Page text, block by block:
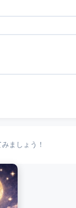
ましょう！